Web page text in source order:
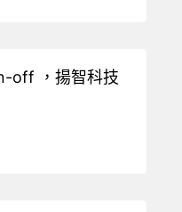
off ，揚智科技